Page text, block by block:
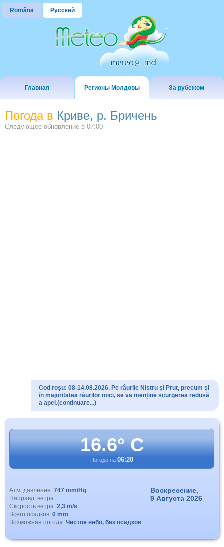
Româna Русский
Главная Регионы Молдовы За рубежом
Погода в Криве, р. Бричень
Следующее обновление в 07:00
Cod roșu: 08-14.08.2026. Pe râurile Nistru și Prut, precum și
în majoritatea râurilor mici, se va menține scurgerea redusă
a apei.(continuare...)
16.6° C
Погода на 06:20
Атм. давление: 747 mm/Hg
Направл. ветра:
Скорость ветра: 2,3 m/s
Всего осадков: 0 mm
Возможная погода: Чистое небо, без осадков
Воскресение,
9 Августа 2026